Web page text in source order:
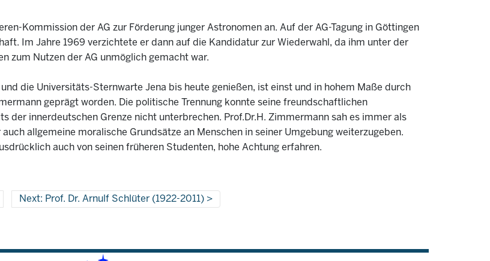
Kommission der AG zur Förderung junger Astronomen an. Auf der AG-Tagung in Göttingen
Im Jahre 1969 verzichtete er dann auf die Kandidatur zur Wiederwahl, da ihm unter der
zum Nutzen der AG unmöglich gemacht war.
die Universitäts-Sternwarte Jena bis heute genießen, ist einst und in hohem Maße durch
geprägt worden. Die politische Trennung konnte seine freundschaftlichen
der innerdeutschen Grenze nicht unterbrechen. Prof.Dr.H. Zimmermann sah es immer als
allgemeine moralische Grundsätze an Menschen in seiner Umgebung weiterzugeben.
auch von seinen früheren Studenten, hohe Achtung erfahren.
Next: Prof. Dr. Arnulf Schlüter (1922-2011)